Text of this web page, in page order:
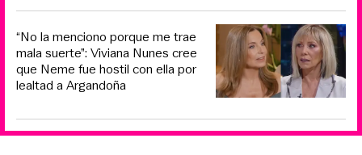
“No la menciono porque me trae
mala suerte”: Viviana Nunes cree
que Neme fue hostil con ella por
lealtad a Argandoña